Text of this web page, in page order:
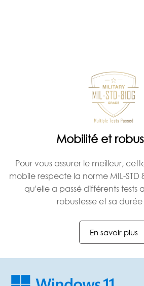
Mobilité et
Pour vous assurer le meilleur,
mobile respecte la norme MIL-STD
qu'elle a passé différents tests
robustesse et sa
En savoir plus